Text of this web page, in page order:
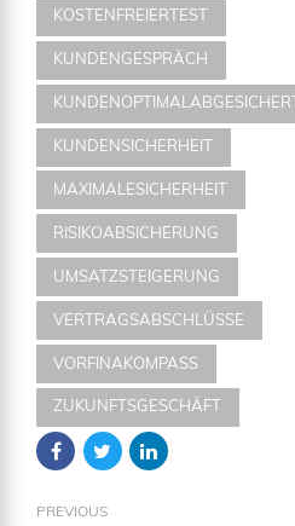
KOSTENFREIERTEST
KUNDENGESPRÄCH
KUNDENOPTIMALABGESICHERT
KUNDENSICHERHEIT
MAXIMALESICHERHEIT
RISIKOABSICHERUNG
UMSATZSTEIGERUNG
VERTRAGSABSCHLÜSSE
VORFINAKOMPASS
ZUKUNFTSGESCHÄFT
PREVIOUS